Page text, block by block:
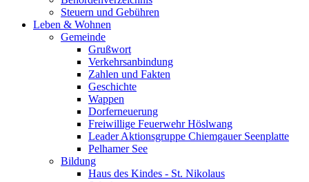
Steuern und Gebühren
Leben & Wohnen
Gemeinde
Grußwort
Verkehrsanbindung
Zahlen und Fakten
Geschichte
Wappen
Dorferneuerung
Freiwillige Feuerwehr Höslwang
Leader Aktionsgruppe Chiemgauer Seenplatte
Pelhamer See
Bildung
Haus des Kindes - St. Nikolaus